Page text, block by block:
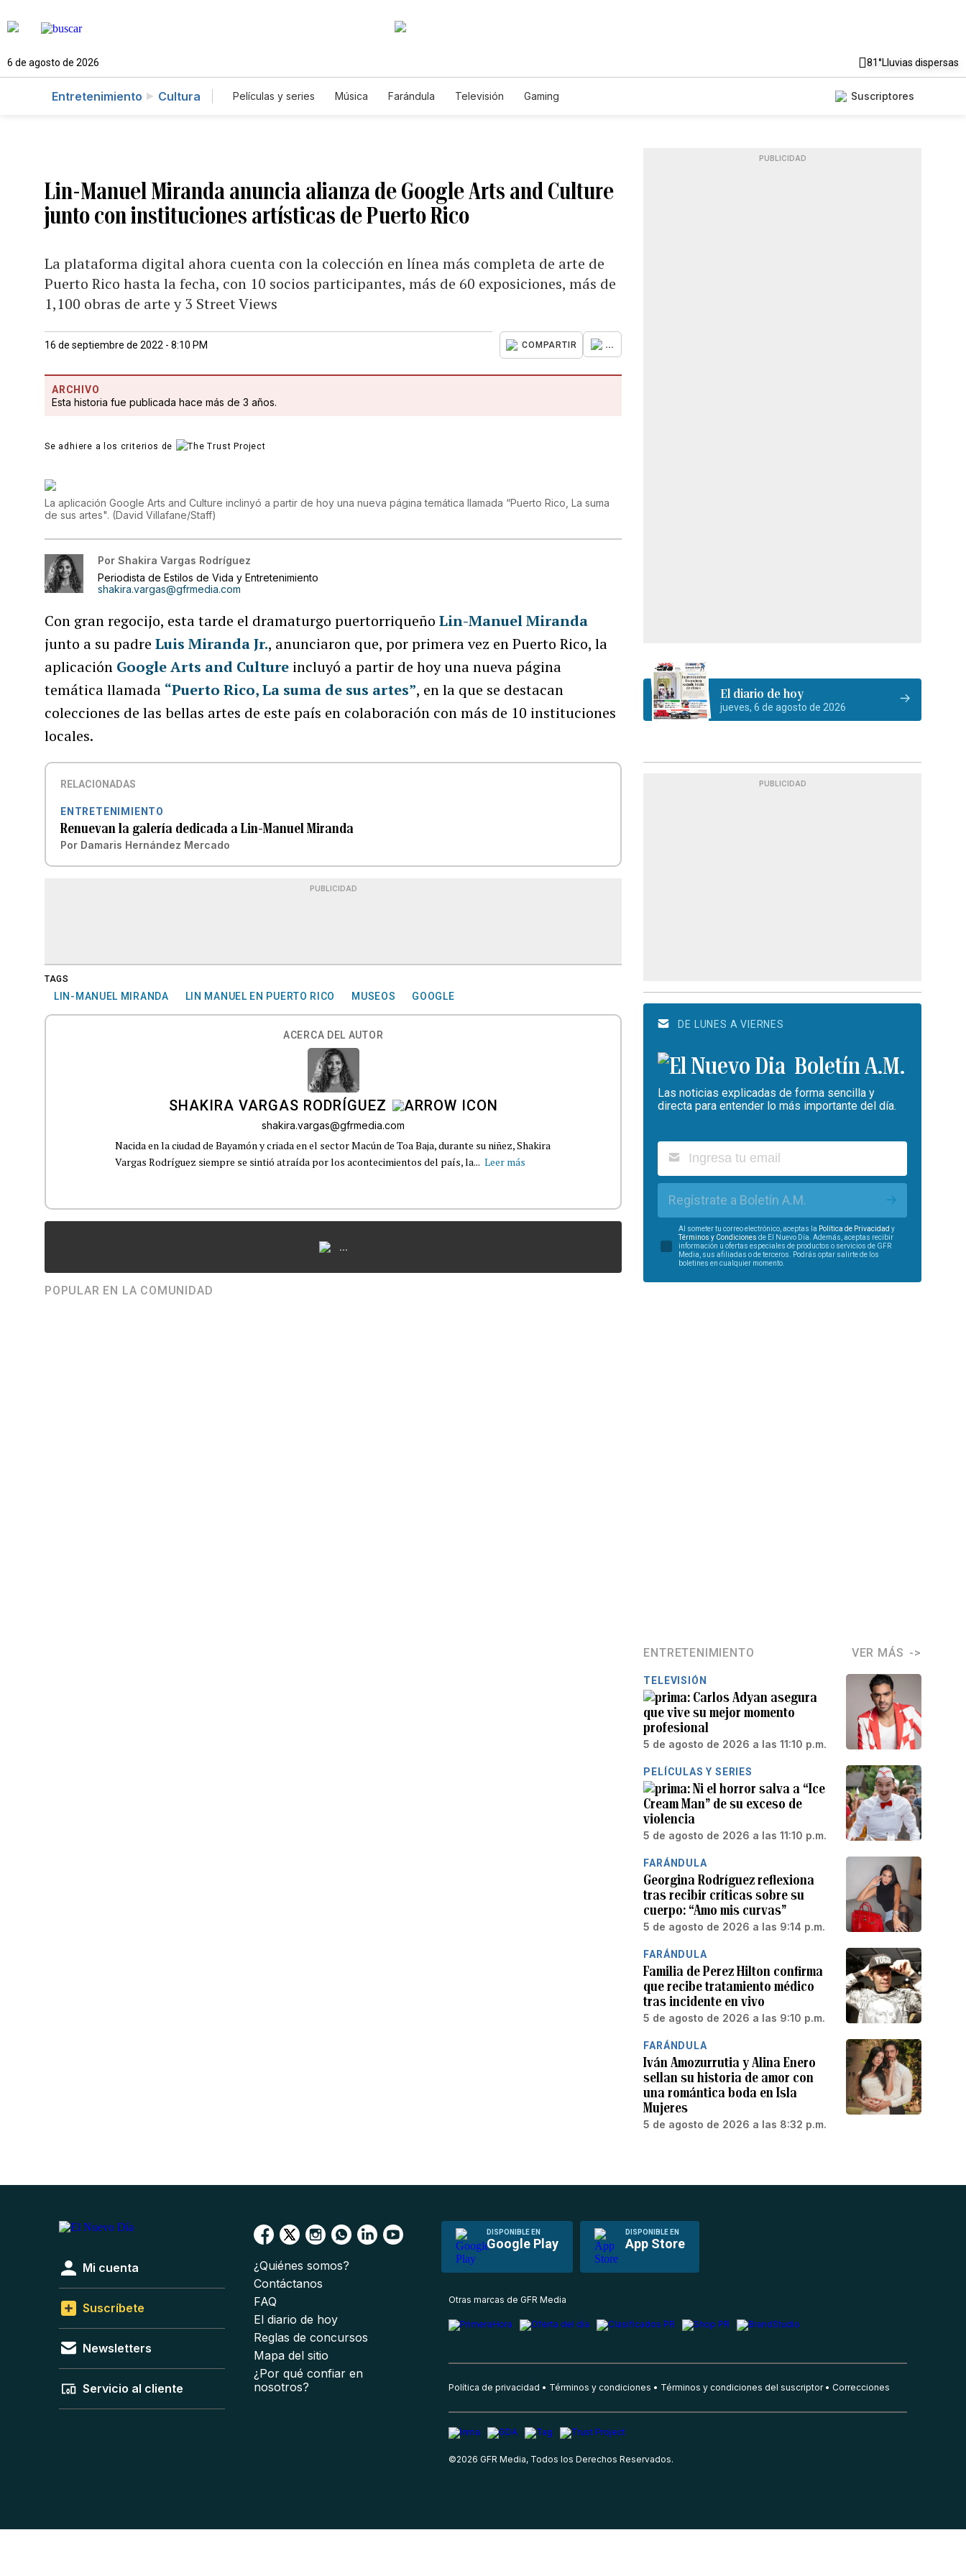
6 de agosto de 2026 81°Lluvias dispersas
Entretenimiento Cultura Películas y series Música Farándula Televisión Gaming Suscriptores
Lin-Manuel Miranda anuncia alianza de Google Arts and Culture
junto con instituciones artísticas de Puerto Rico
La plataforma digital ahora cuenta con la colección en línea más completa de arte de
Puerto Rico hasta la fecha, con 10 socios participantes, más de 60 exposiciones, más de
1,100 obras de arte y 3 Street Views
16 de septiembre de 2022 - 8:10 PM COMPARTIR ...
ARCHIVO
Esta historia fue publicada hace más de 3 años.
Se adhiere a los criterios de
La aplicación Google Arts and Culture inclinyó a partir de hoy una nueva página temática llamada “Puerto Rico, La suma
de sus artes". (David Villafane/Staff)
Por Shakira Vargas Rodríguez
Periodista de Estilos de Vida y Entretenimiento
shakira.vargas@gfrmedia.com
Con gran regocijo, esta tarde el dramaturgo puertorriqueñoLin-Manuel Miranda
junto a su padreLuis Miranda Jr., anunciaron que, por primera vez en Puerto Rico, la
aplicación Google Arts and Culture incluyó a partir de hoy una nueva página
temática llamada “Puerto Rico, La suma de sus artes”, en la que se destacan
colecciones de las bellas artes de este país en colaboración con más de 10 instituciones
locales.
RELACIONADAS
ENTRETENIMIENTO
Renuevan la galería dedicada a Lin-Manuel Miranda
Por Damaris Hernández Mercado
PUBLICIDAD
TAGS
LIN-MANUEL MIRANDA LIN MANUEL EN PUERTO RICO MUSEOS GOOGLE
ACERCA DEL AUTOR
SHAKIRA VARGAS RODRÍGUEZ
shakira.vargas@gfrmedia.com
Nacida en la ciudad de Bayamón y criada en el sector Macún de Toa Baja, durante su niñez, Shakira
Vargas Rodríguez siempre se sintió atraída por los acontecimientos del país, la... Leer más
...
POPULAR EN LA COMUNIDAD
PUBLICIDAD
El diario de hoy
jueves, 6 de agosto de 2026
PUBLICIDAD
DE LUNES A VIERNES
Boletín A.M.
Las noticias explicadas de forma sencilla y
directa para entender lo más importante del día.
Regístrate a Boletín A.M.
Al someter tu correo electrónico, aceptas la Política de Privacidad y
Términos y Condiciones de El Nuevo Día. Además, aceptas recibir
información u ofertas especiales de productos o servicios de GFR
Media, sus afiliadas o de terceros. Podrás optar salirte de los
boletines en cualquier momento.
ENTRETENIMIENTO VER MÁS
TELEVISIÓN
Carlos Adyan asegura
que vive su mejor momento
profesional
5 de agosto de 2026 a las 11:10 p.m.
PELÍCULAS Y SERIES
Ni el horror salva a “Ice
Cream Man” de su exceso de
violencia
5 de agosto de 2026 a las 11:10 p.m.
FARÁNDULA
Georgina Rodríguez reflexiona
tras recibir críticas sobre su
cuerpo: “Amo mis curvas”
5 de agosto de 2026 a las 9:14 p.m.
FARÁNDULA
Familia de Perez Hilton confirma
que recibe tratamiento médico
tras incidente en vivo
5 de agosto de 2026 a las 9:10 p.m.
FARÁNDULA
Iván Amozurrutia y Alina Enero
sellan su historia de amor con
una romántica boda en Isla
Mujeres
5 de agosto de 2026 a las 8:32 p.m.
DISPONIBLE EN
Google Play
DISPONIBLE EN
App Store
Mi cuenta
Suscríbete
Newsletters
Servicio al cliente
¿Quiénes somos?
Contáctanos
FAQ
El diario de hoy
Reglas de concursos
Mapa del sitio
¿Por qué confiar en
nosotros?
Otras marcas de GFR Media
Política de privacidad Términos y condiciones Términos y condiciones del suscriptor Correcciones
©2026 GFR Media, Todos los Derechos Reservados.